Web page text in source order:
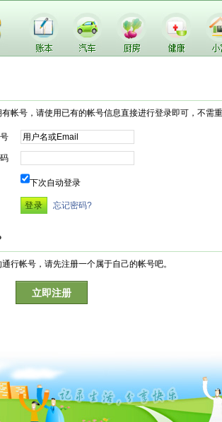
帐号，请使用已有的帐号信息直接进行登录即可，不需
下次自动登录
忘记密码?
行帐号，请先注册一个属于自己的帐号吧。
立即注册